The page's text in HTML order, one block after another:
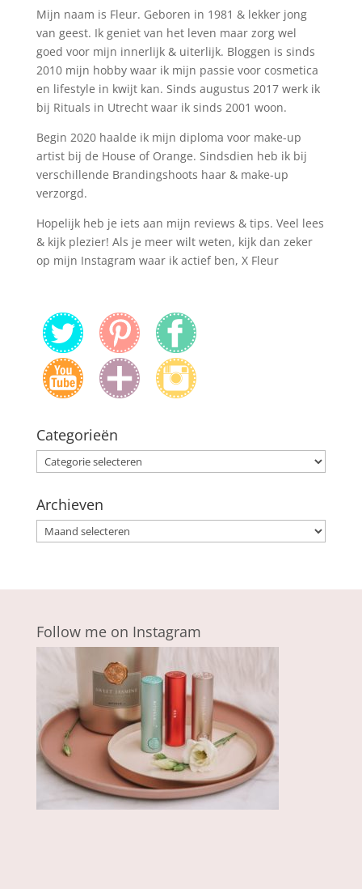
Mijn naam is Fleur. Geboren in 1981 & lekker jong
van geest. Ik geniet van het leven maar zorg wel
goed voor mijn innerlijk & uiterlijk. Bloggen is sinds
2010 mijn hobby waar ik mijn passie voor cosmetica
en lifestyle in kwijt kan. Sinds augustus 2017 werk ik
bij Rituals in Utrecht waar ik sinds 2001 woon.
Begin 2020 haalde ik mijn diploma voor make-up
artist bij de House of Orange. Sindsdien heb ik bij
verschillende Brandingshoots haar & make-up
verzorgd.
Hopelijk heb je iets aan mijn reviews & tips. Veel lees
& kijk plezier! Als je meer wilt weten, kijk dan zeker
op mijn Instagram waar ik actief ben, X Fleur
Categorieën
Categorieën
Archieven
Archieven
Follow me on Instagram